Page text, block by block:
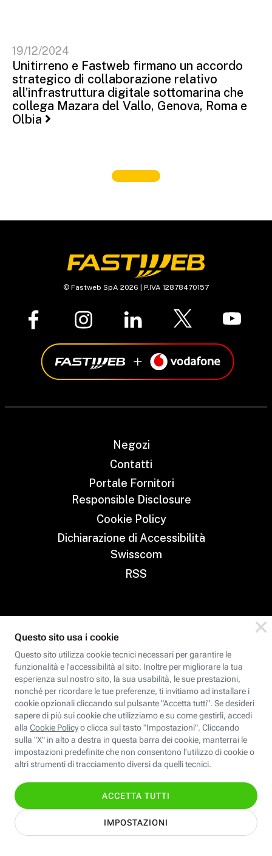
19/12/2024
Unitirreno e Fastweb firmano un accordo
strategico di collaborazione relativo
all’infrastruttura digitale sottomarina che
collega Mazara del Vallo, Genova, Roma e
Olbia
© Fastweb SpA 2026 | P.IVA 12878470157
Negozi
Contatti
Portale Fornitori
Responsible Disclosure
Cookie Policy
Dichiarazione di Accessibilità
Swisscom
RSS